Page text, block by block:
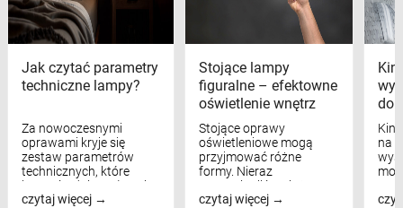
Jak czytać parametry
techniczne lampy?
Za nowoczesnymi
oprawami kryje się
zestaw parametrów
technicznych, które
bezpośrednio wpływają
na komfort widzenia,
czytaj więcej
Stojące lampy
figuralne – efektowne
oświetlenie wnętrz
Stojące oprawy
oświetleniowe mogą
przyjmować różne
formy. Nieraz
wspominaliśmy już
modele na łukowych
czytaj więcej
na